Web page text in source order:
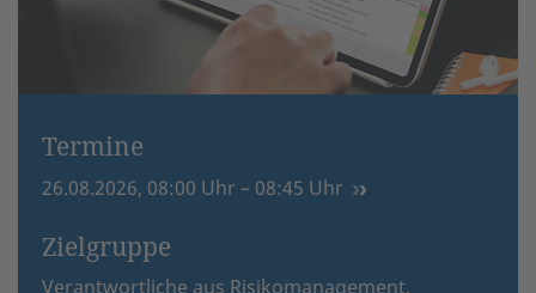
Termine
26.08.2026, 08:00 Uhr – 08:45 Uhr
Zielgruppe
Verantwortliche aus Risikomanagement,